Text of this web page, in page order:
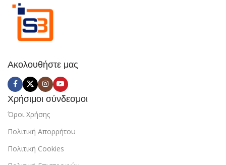
Ακολουθήστε μας
Χρήσιμοι σύνδεσμοι
Όροι Χρήσης
Πολιτική Απορρήτου
Πολιτική Cookies